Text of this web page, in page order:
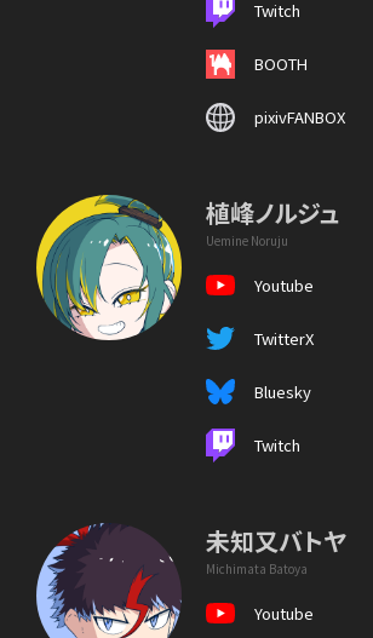
Twitch
BOOTH
pixivFANBOX
植峰ノルジュ
Uemine Noruju
Youtube
TwitterX
Bluesky
Twitch
未知又バトヤ
Michimata Batoya
Youtube